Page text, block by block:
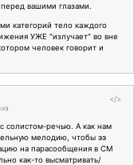
вашими глазами.
категорий тело каждого
УЖЕ "излучает" во вне
человек говорит и
</>
)
солистом-речью. А как нам
мелодию, чтобы ээ
на парасообщения в СМ
как-то высматривать/